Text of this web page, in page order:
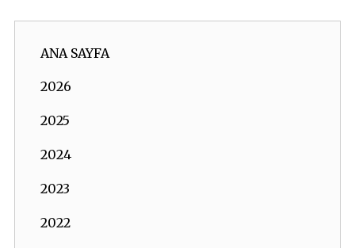
ANA SAYFA
2026
2025
2024
2023
2022